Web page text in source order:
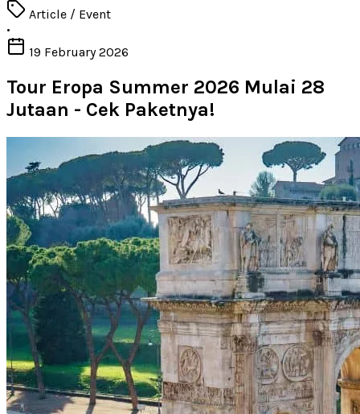
Article / Event
•
19 February 2026
Tour Eropa Summer 2026 Mulai 28
Jutaan - Cek Paketnya!